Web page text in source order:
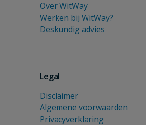
Over WitWay
Werken bij WitWay?
Deskundig advies
Legal
Disclaimer
Algemene voorwaarden
Privacyverklaring